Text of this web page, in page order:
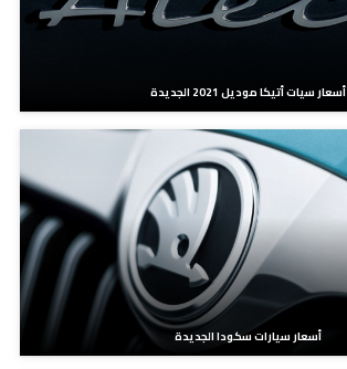
أسعار سيات أتيكا موديل 2021 الجديدة
أسعار سيارات سكودا الجديدة